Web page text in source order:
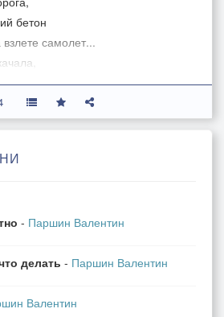
бетон
самолет...
на поворот.
на поворот.
- Салют
- Паршин Валентин
делать - Паршин Валентин
Валентин